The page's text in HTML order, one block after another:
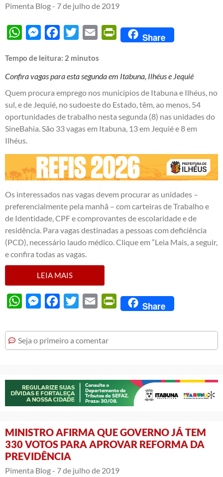
Pimenta Blog - 7 de julho de 2019
WhatsAppMessengerFacebook
Twitter Email PrintFriendly
Share
Tempo de leitura: 2 minutos
Confira vagas para esta segunda em Itabuna, Ilhéus e Jequié
Quem procura emprego nos municípios de Itabuna e Ilhéus, no
sul, e de Jequié, no sudoeste do Estado, têm, ao menos, 54
oportunidades de trabalho nesta segunda (8) nas unidades do
SineBahia. São 33 vagas em Itabuna, 13 em Jequié e 8 em
Ilhéus.
Os interessados nas vagas devem procurar as unidades –
preferencialmente pela manhã – com carteiras de Trabalho e
de Identidade, CPF e comprovantes de escolaridade e de
residência. Para vagas destinadas a pessoas com deficiência
(PCD), necessário laudo médico. Clique em “Leia Mais, a seguir,
e confira todas as vagas.
LEIA MAIS
WhatsAppMessengerFacebook
Twitter Email PrintFriendly
Share
Seja o primeiro a comentar
MINISTRO AFIRMA QUE GOVERNO JÁ TEM
330 VOTOS PARA APROVAR REFORMA DA
PREVIDÊNCIA
Pimenta Blog - 7 de julho de 2019